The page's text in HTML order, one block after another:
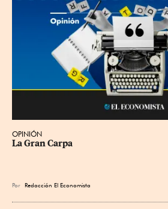
OPINIÓN
La Gran Carpa
Por Redacción El Economista